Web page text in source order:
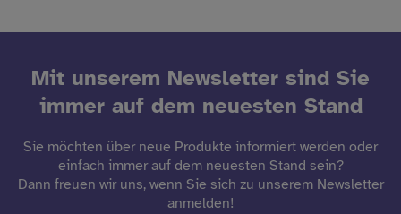
Mit unserem Newsletter sind Sie
immer auf dem neuesten Stand
Sie möchten über neue Produkte informiert werden oder
einfach immer auf dem neuesten Stand sein?
Dann freuen wir uns, wenn Sie sich zu unserem Newsletter
anmelden!